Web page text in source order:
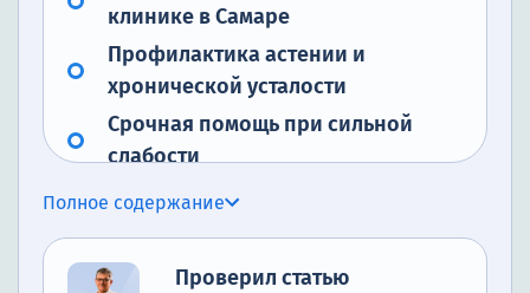
клинике в Самаре
Профилактика астении и
хронической усталости
Срочная помощь при сильной
слабости
Заключение
Список литературы
Полное содержание
Проверил статью